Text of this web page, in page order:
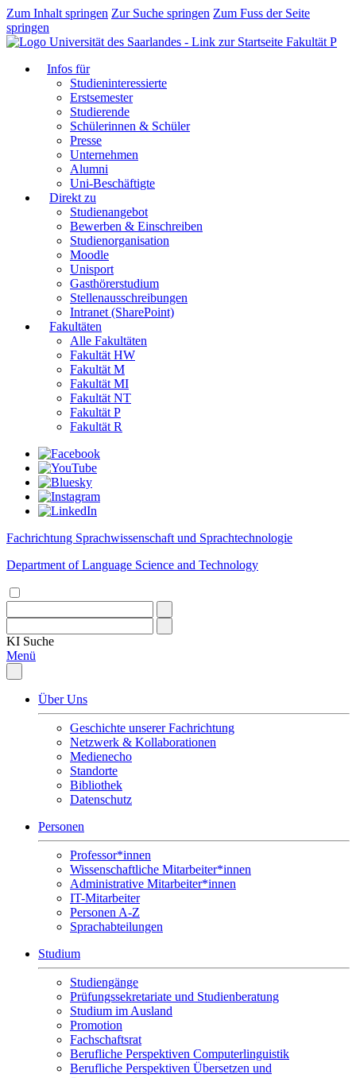
Zum Inhalt springen Zur Suche springen Zum Fuss der Seite
springen
Fakultät P
Infos für
Studieninteressierte
Erstsemester
Studierende
Schülerinnen & Schüler
Presse
Unternehmen
Alumni
Uni-Beschäftigte
Direkt zu
Studienangebot
Bewerben & Einschreiben
Studienorganisation
Moodle
Unisport
Gasthörerstudium
Stellenausschreibungen
Intranet (SharePoint)
Fakultäten
Alle Fakultäten
Fakultät HW
Fakultät M
Fakultät MI
Fakultät NT
Fakultät P
Fakultät R
Fachrichtung Sprachwissenschaft und Sprachtechnologie
Department of Language Science and Technology
KI Suche
Menü
Über Uns
Geschichte unserer Fachrichtung
Netzwerk & Kollaborationen
Medienecho
Standorte
Bibliothek
Datenschutz
Personen
Professor*innen
Wissenschaftliche Mitarbeiter*innen
Administrative Mitarbeiter*innen
IT-Mitarbeiter
Personen A-Z
Sprachabteilungen
Studium
Studiengänge
Prüfungssekretariate und Studienberatung
Studium im Ausland
Promotion
Fachschaftsrat
Berufliche Perspektiven Computerlinguistik
Berufliche Perspektiven Übersetzen und